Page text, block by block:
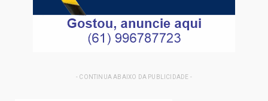
- CONTINUA ABAIXO DA PUBLICIDADE -